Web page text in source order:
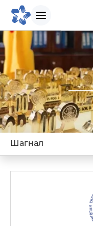
БИДНИЙ
Танилцуулга
Бидний
Бидний түүх
Биднийг
Шагнал